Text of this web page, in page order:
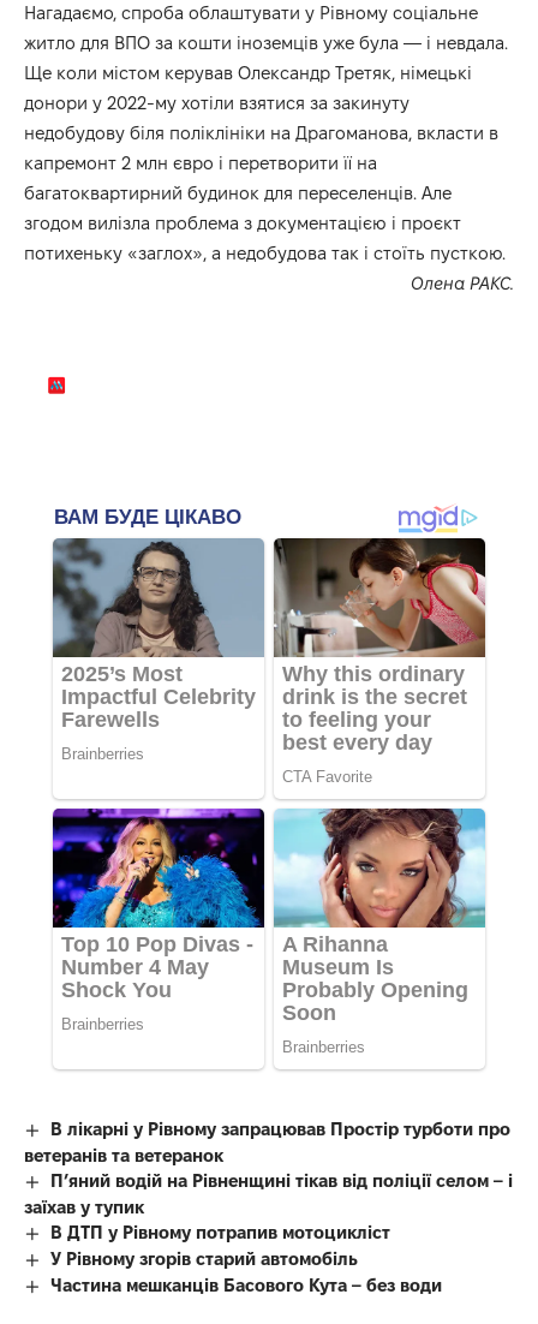
Нагадаємо, спроба облаштувати у Рівному соціальне
житло для ВПО за кошти іноземців уже була — і невдала.
Ще коли містом керував Олександр Третяк, німецькі
донори у 2022-му хотіли взятися за закинуту
недобудову біля поліклініки на Драгоманова, вкласти в
капремонт 2 млн євро і перетворити її на
багатоквартирний будинок для переселенців. Але
згодом вилізла проблема з документацією і проєкт
потихеньку «заглох», а недобудова так і стоїть пусткою.
Олена РАКС.
В лікарні у Рівному запрацював Простір турботи про
ветеранів та ветеранок
П’яний водій на Рівненщині тікав від поліції селом – і
заїхав у тупик
В ДТП у Рівному потрапив мотоцикліст
У Рівному згорів старий автомобіль
Частина мешканців Басового Кута – без води